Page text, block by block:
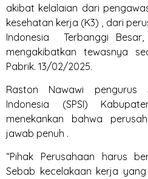
akibat kelalaian dari
kesehatan kerja (K3) , dari
Indonesia Terbanggi
mengakibatkan tewasnya
Pabrik. 13/02/2025.
Raston Nawawi pengurus
Indonesia (SPSI)
menekankan bahwa
jawab penuh .
“Pihak Perusahaan harus
Sebab kecelakaan kerja